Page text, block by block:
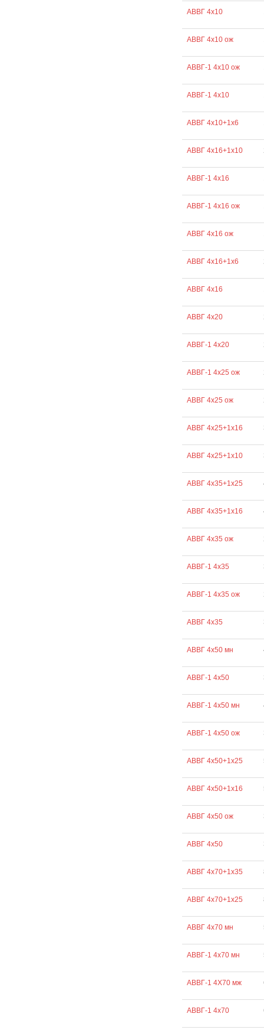
АВВГ 4х10
АВВГ 4х10 ож
АВВГ-1 4х10 ож
АВВГ-1 4х10
АВВГ 4х10+1х6
АВВГ 4х16+1х10
АВВГ-1 4х16
АВВГ-1 4х16 ож
АВВГ 4х16 ож
АВВГ 4х16+1х6
АВВГ 4х16
АВВГ 4х20
АВВГ-1 4х20
АВВГ-1 4х25 ож
АВВГ 4х25 ож
АВВГ 4х25+1х16
АВВГ 4х25+1х10
АВВГ 4х35+1х25
АВВГ 4х35+1х16
АВВГ 4х35 ож
АВВГ-1 4х35
АВВГ-1 4х35 ож
АВВГ 4х35
АВВГ 4х50 мн
АВВГ-1 4х50
АВВГ-1 4х50 мн
АВВГ-1 4х50 ож
АВВГ 4х50+1х25
АВВГ 4х50+1х16
АВВГ 4х50 ож
АВВГ 4х50
АВВГ 4х70+1х35
АВВГ 4х70+1х25
АВВГ 4х70 мн
АВВГ-1 4х70 мн
АВВГ-1 4Х70 мж
АВВГ-1 4х70